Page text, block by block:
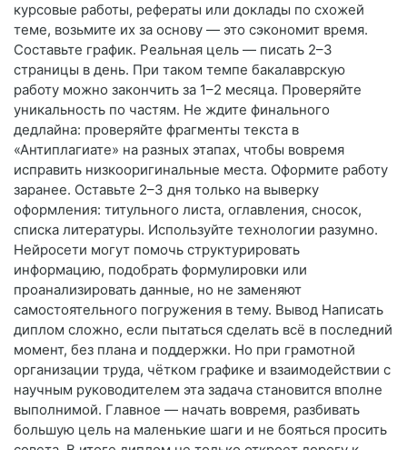
курсовые работы, рефераты или доклады по схожей
теме, возьмите их за основу — это сэкономит время.
Составьте график. Реальная цель — писать 2–3
страницы в день. При таком темпе бакалаврскую
работу можно закончить за 1–2 месяца. Проверяйте
уникальность по частям. Не ждите финального
дедлайна: проверяйте фрагменты текста в
«Антиплагиате» на разных этапах, чтобы вовремя
исправить низкооригинальные места. Оформите работу
заранее. Оставьте 2–3 дня только на выверку
оформления: титульного листа, оглавления, сносок,
списка литературы. Используйте технологии разумно.
Нейросети могут помочь структурировать
информацию, подобрать формулировки или
проанализировать данные, но не заменяют
самостоятельного погружения в тему. Вывод Написать
диплом сложно, если пытаться сделать всё в последний
момент, без плана и поддержки. Но при грамотной
организации труда, чётком графике и взаимодействии с
научным руководителем эта задача становится вполне
выполнимой. Главное — начать вовремя, разбивать
большую цель на маленькие шаги и не бояться просить